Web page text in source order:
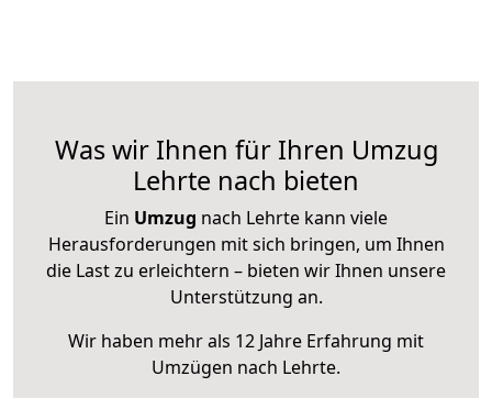
Was wir Ihnen für Ihren Umzug
Lehrte nach bieten
Ein Umzug nach Lehrte kann viele
Herausforderungen mit sich bringen, um Ihnen
die Last zu erleichtern – bieten wir Ihnen unsere
Unterstützung an.
Wir haben mehr als 12 Jahre Erfahrung mit
Umzügen nach Lehrte.